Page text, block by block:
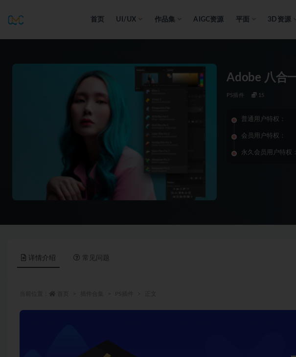
首页 UI/UX 作品集 AIGC资源 平面 3D资源
PS插件 15
普通用户特权：
会员用户特权：
永久会员用户特权：
详情介绍 常见问题